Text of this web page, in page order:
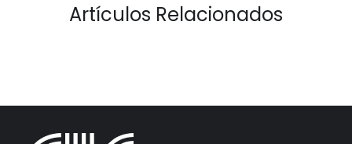
Artículos Relacionados